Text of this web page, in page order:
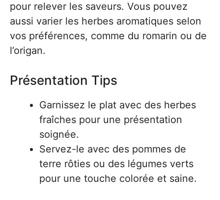
pour relever les saveurs. Vous pouvez
aussi varier les herbes aromatiques selon
vos préférences, comme du romarin ou de
l’origan.
Présentation Tips
Garnissez le plat avec des herbes
fraîches pour une présentation
soignée.
Servez-le avec des pommes de
terre rôties ou des légumes verts
pour une touche colorée et saine.